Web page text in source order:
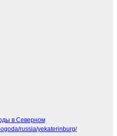
в Северном
russia/yekaterinburg/